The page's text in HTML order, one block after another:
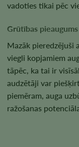
vadoties tikai pēc
Grūtības pieaugums
Mazāk pieredzējuši
viegli kopjamiem
tāpēc, ka tai ir
audzētāji var
piemēram, auga
ražošanas